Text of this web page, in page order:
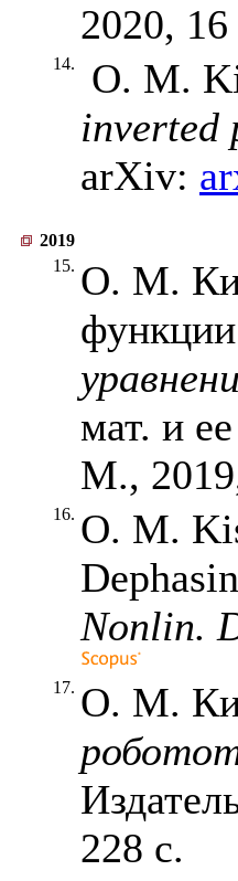
2020,
14. O. M.
inverted
arXiv:
2019
15. О. М.
мат. и
М.,
16. O. M.
Nonlin.
17. О. М.
228 с.